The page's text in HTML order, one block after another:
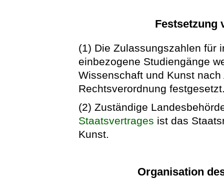
Festsetzung
(1) Die Zulassungszahlen für
einbezogene Studiengänge
Wissenschaft und Kunst
Rechtsverordnung
(2) Zuständige
Staatsvertrages ist das
Kunst.
Organisation